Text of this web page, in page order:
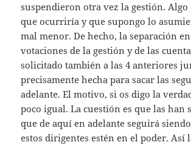
suspendieron otra vez la gestión. Algo
que ocurriría y que supongo lo
mal menor. De hecho, la separación
votaciones de la gestión y de las
solicitado también a las 4 anteriores
precisamente hecha para sacar las
adelante. El motivo, si os digo la
poco igual. La cuestión es que las han
que de aquí en adelante seguirá
estos dirigentes estén en el poder. Así